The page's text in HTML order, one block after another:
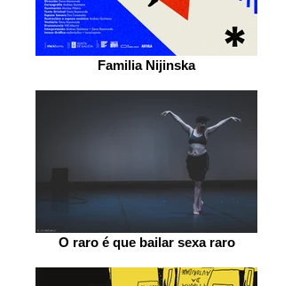
Familia Nijinska
O raro é que bailar sexa raro